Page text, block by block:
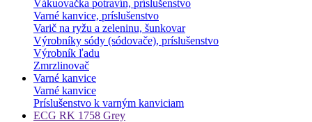
Vákuovačka potravín, príslušenstvo
Varné kanvice, príslušenstvo
Varič na ryžu a zeleninu, šunkovar
Výrobníky sódy (sódovače), príslušenstvo
Výrobník ľadu
Zmrzlinovač
Varné kanvice
Varné kanvice
Príslušenstvo k varným kanviciam
ECG RK 1758 Grey